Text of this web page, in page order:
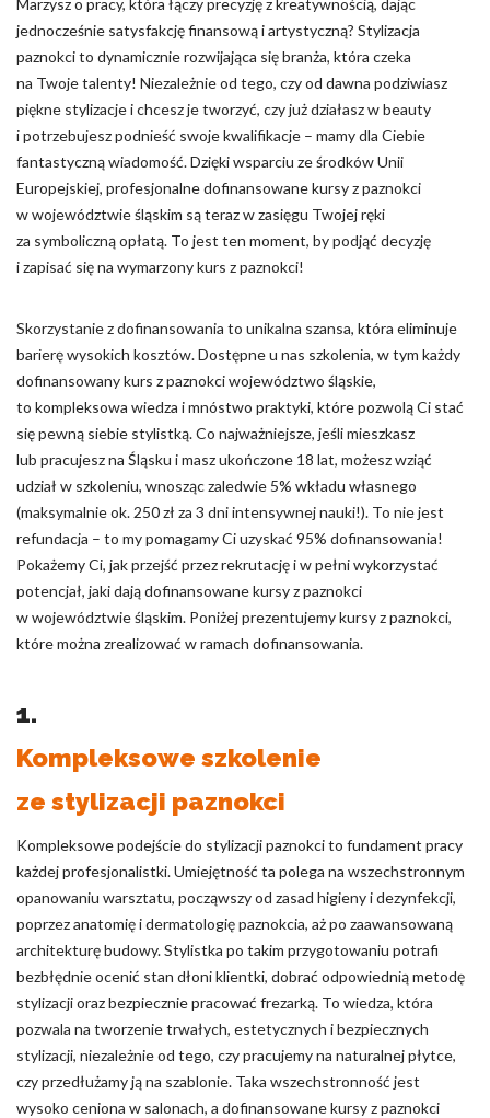
Marzysz o pracy, która łączy precyzję z kreatywnością, dając
jednocześnie satysfakcję finansową i artystyczną? Stylizacja
paznokci to dynamicznie rozwijająca się branża, która czeka
na Twoje talenty! Niezależnie od tego, czy od dawna podziwiasz
piękne stylizacje i chcesz je tworzyć, czy już działasz w beauty
i potrzebujesz podnieść swoje kwalifikacje – mamy dla Ciebie
fantastyczną wiadomość. Dzięki wsparciu ze środków Unii
Europejskiej, profesjonalne dofinansowane kursy z paznokci
w województwie śląskim są teraz w zasięgu Twojej ręki
za symboliczną opłatą. To jest ten moment, by podjąć decyzję
i zapisać się na wymarzony kurs z paznokci!
Skorzystanie z dofinansowania to unikalna szansa, która eliminuje
barierę wysokich kosztów. Dostępne u nas szkolenia, w tym każdy
dofinansowany kurs z paznokci województwo śląskie,
to kompleksowa wiedza i mnóstwo praktyki, które pozwolą Ci stać
się pewną siebie stylistką. Co najważniejsze, jeśli mieszkasz
lub pracujesz na Śląsku i masz ukończone 18 lat, możesz wziąć
udział w szkoleniu, wnosząc zaledwie 5% wkładu własnego
(maksymalnie ok. 250 zł za 3 dni intensywnej nauki!). To nie jest
refundacja – to my pomagamy Ci uzyskać 95% dofinansowania!
Pokażemy Ci, jak przejść przez rekrutację i w pełni wykorzystać
potencjał, jaki dają dofinansowane kursy z paznokci
w województwie śląskim. Poniżej prezentujemy kursy z paznokci,
które można zrealizować w ramach dofinansowania.
1.
Kompleksowe szkolenie
ze stylizacji paznokci
Kompleksowe podejście do stylizacji paznokci to fundament pracy
każdej profesjonalistki. Umiejętność ta polega na wszechstronnym
opanowaniu warsztatu, począwszy od zasad higieny i dezynfekcji,
poprzez anatomię i dermatologię paznokcia, aż po zaawansowaną
architekturę budowy. Stylistka po takim przygotowaniu potrafi
bezbłędnie ocenić stan dłoni klientki, dobrać odpowiednią metodę
stylizacji oraz bezpiecznie pracować frezarką. To wiedza, która
pozwala na tworzenie trwałych, estetycznych i bezpiecznych
stylizacji, niezależnie od tego, czy pracujemy na naturalnej płytce,
czy przedłużamy ją na szablonie. Taka wszechstronność jest
wysoko ceniona w salonach, a dofinansowane kursy z paznokci
Nieklasyfikowane pliki cookie, to pliki, które są w procesie
klasyfikowania, wraz z dostawcami poszczególnych ciasteczek.
Zapisz moje preferencje
Akceptuj wszystko